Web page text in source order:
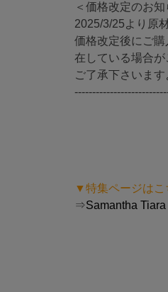
＜価格改定のお知
2025/3/25より原
価格改定後にご
在している場合が
ご了承下さいます
▼特集ページは
⇒Samantha